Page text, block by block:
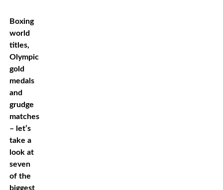
Boxing
world
titles,
Olympic
gold
medals
and
grudge
matches
– let’s
take a
look at
seven
of the
biggest